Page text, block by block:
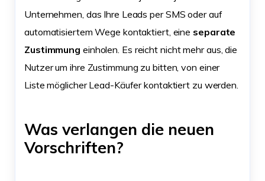
Unternehmen, das Ihre Leads per SMS oder auf
automatisiertem Wege kontaktiert, eine separate
Zustimmung einholen. Es reicht nicht mehr aus, die
Nutzer um ihre Zustimmung zu bitten, von einer
Liste möglicher Lead-Käufer kontaktiert zu werden.
Was verlangen die neuen
Vorschriften?